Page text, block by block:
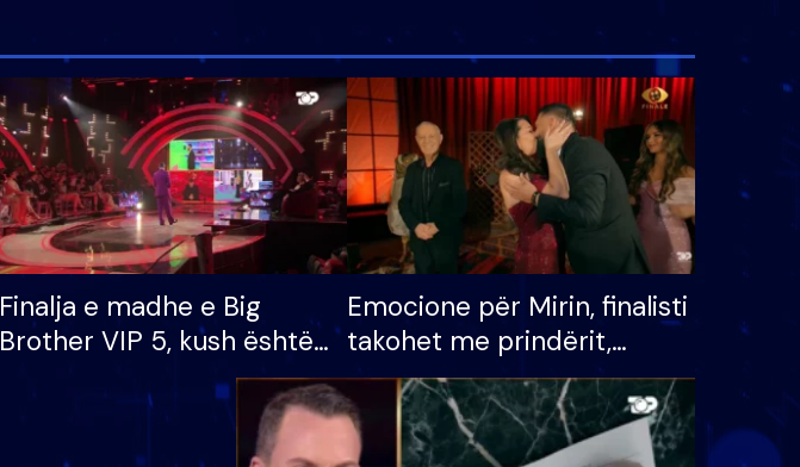
Finalja e madhe e Big
Brother VIP 5, kush është
banori i parë që lë shtëpinë
dhe humb mundësinë për
të fituar çmimin e madh
Emocione për Mirin, finalisti
takohet me prindërit,
vajzën dhe bashkëshorten:
S’kemi ndonjë letër divorci
apo jo?